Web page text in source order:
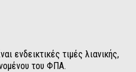
ενδεικτικές τιμές λιανικής,
του ΦΠΑ.